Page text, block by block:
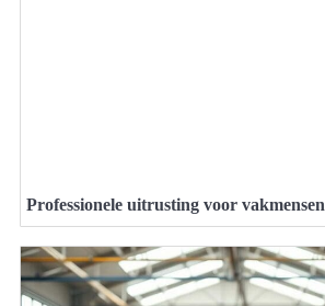
Professionele uitrusting voor vakmensen